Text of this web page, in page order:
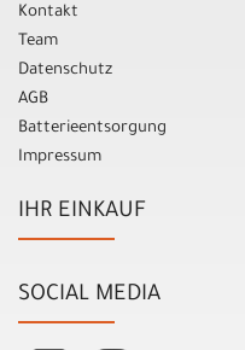
Kontakt
Team
Datenschutz
AGB
Batterieentsorgung
Impressum
IHR EINKAUF
SOCIAL MEDIA